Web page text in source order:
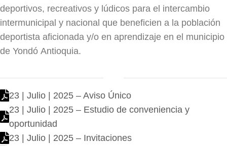
deportivos, recreativos y lúdicos para el intercambio
intermunicipal y nacional que beneficien a la población
deportista aficionada y/o en aprendizaje en el municipio
de Yondó Antioquia.
23 | Julio | 2025 – Aviso Único
23 | Julio | 2025 – Estudio de conveniencia y
oportunidad
23 | Julio | 2025 – Invitaciones